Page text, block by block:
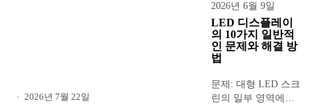
• 2026년 7월 22일
2026년 6월 9일
LED 디스플레이
의 10가지 일반적
인 문제와 해결 방
법
문제: 대형 LED 스크
린의 일부 영역에서